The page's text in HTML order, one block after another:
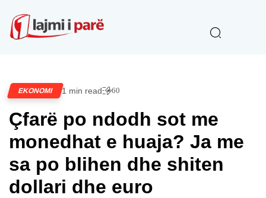
EKONOMI 1 min read 60
Çfarë po ndodh sot me
monedhat e huaja? Ja me
sa po blihen dhe shiten
dollari dhe euro